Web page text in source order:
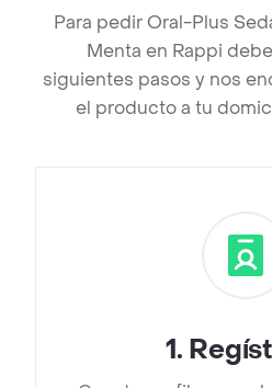
Para pedir Oral-Plus
Menta en Rappi
siguientes pasos y nos
el producto a tu
1.